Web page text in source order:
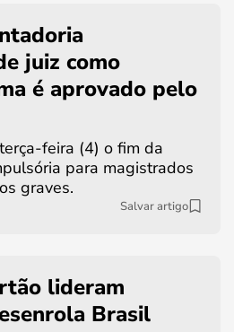
juiz como
é aprovado pelo
feira (4) o fim da
para magistrados
graves.
Salvar artigo
lideram
Brasil